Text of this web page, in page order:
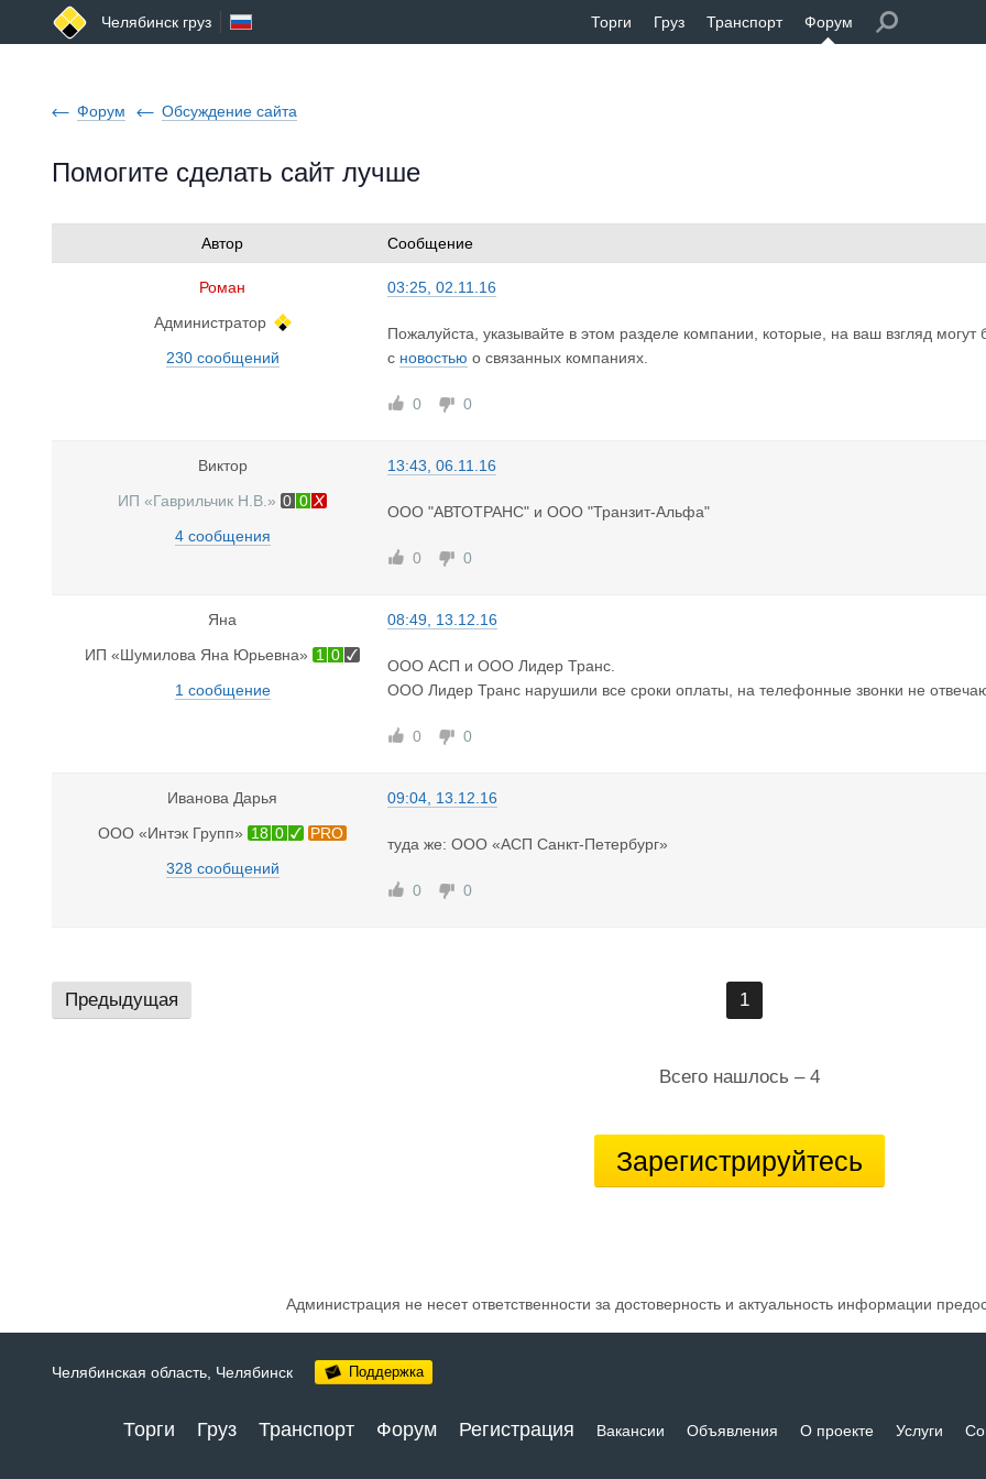
Челябинск груз Торги Груз Транспорт Форум
Форум Обсуждение сайта
Помогите сделать сайт лучше
Автор Сообщение
Роман
Администратор
230 сообщений
03:25, 02.11.16
Пожалуйста, указывайте в этом разделе компании, которые, на ваш взгляд
с новостью о связанных компаниях.
0 0
Виктор
ИП «Гаврильчик Н.В.» 0 0
4 сообщения
13:43, 06.11.16
ООО "АВТОТРАНС" и ООО "Транзит-Альфа"
0 0
Яна
ИП «Шумилова Яна Юрьевна» 1 0
1 сообщение
08:49, 13.12.16
ООО АСП и ООО Лидер Транс.
ООО Лидер Транс нарушили все сроки оплаты, на телефонные звонки не
0 0
Иванова Дарья
ООО «Интэк Групп» 18 0
PRO
328 сообщений
09:04, 13.12.16
туда же: ООО «АСП Санкт-Петербург»
0 0
Предыдущая 1
Всего нашлось – 4
Зарегистрируйтесь
Администрация не несет ответственности за достоверность и актуальность информации
Челябинская область, Челябинск Поддержка
Торги Груз Транспорт Форум Регистрация Вакансии Объявления О проекте Услуги